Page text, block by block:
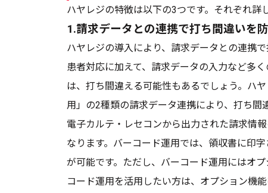
ハヤレジの特徴は以下の3つです。それぞれ詳
1.請求データとの連携で打ち間違いを
ハヤレジの導入により、請求データとの連携
患者対応に加えて、請求データの入力など多
は、打ち間違える可能性もあるでしょう。ハ
用」の2種類の請求データ連携により、打ち間
電子カルテ・レセコンから出力された請求情
なります。バーコード運用では、領収書に印
が可能です。ただし、バーコード運用にはオ
コード運用を活用したい方は、オプション機能